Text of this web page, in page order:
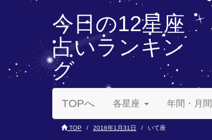
今日の12星座
占いランキン
グ
TOPへ 各星座 年間・月間
TOP 2016年1月31日 いて座